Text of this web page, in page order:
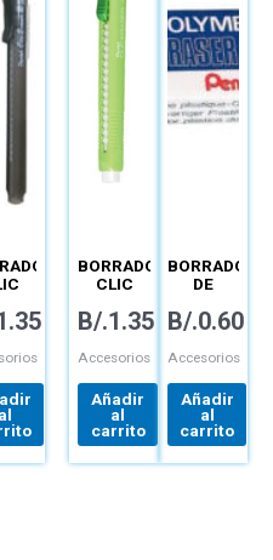
11
al
BORRADOR
CLIC
CUADRADO
KE
B/.1.35
Accesorios
Añadir
al
carrito
BORRADOR
DE
ZEH-10
B/.0.60
Accesorios
Añadir
al
carrito